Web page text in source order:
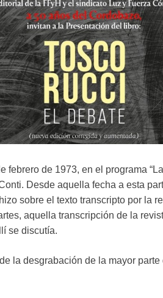
febrero de 1973, en el programa
Desde aquella fecha a esta
sobre el texto transcripto por la
aquella transcripción de la
se discutía.
la desgrabación de la mayor parte